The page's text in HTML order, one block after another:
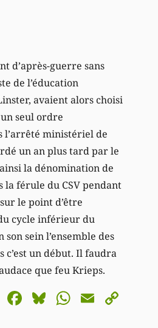
d’après-guerre sans
de l’éducation
avaient alors choisi
seul ordre
l’arrêté ministériel de
un an plus tard par le
la dénomination de
la férule du CSV pendant
le point d’être
cycle inférieur du
sein l’ensemble des
c’est un début. Il faudra
que feu Krieps.
Mastodon
Facebook
Bluesky
WhatsApp
Email